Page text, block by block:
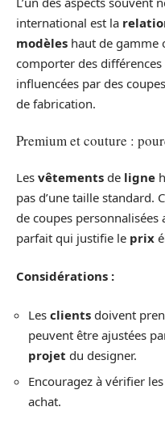
international est la
modèles haut de gamme
comporter des
influencées par des
de fabrication.
Premium et couture :
Les vêtements de ligne
pas d’une taille standard.
de coupes
parfait qui justifie le prix
Considérations :
Les clients doivent
peuvent être ajustées
projet du designer.
Encouragez à vérifier
achat.